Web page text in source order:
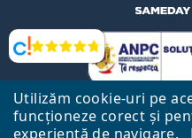
Utilizăm cookie-uri pe
funcționeze corect și
experiență de navigare.
Opinii